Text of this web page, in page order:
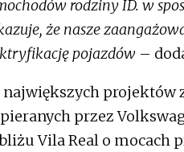
rodziny ID. w
że nasze
pojazdów –
największych projektów
przez
Vila Real o mocach